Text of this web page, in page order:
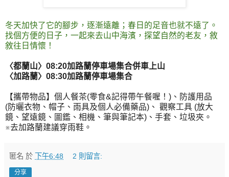
冬天加快了它的腳步，逐漸遠離；春日的足音也就不遠了。
找個方便的日子，一起來去山中海濱，探望自然的老友，敘
敘往日情懷！
〈都蘭山〉08:20加路蘭停車場集合併車上山
〈加路蘭〉08:30加路蘭停車場集合
【攜帶物品】個人餐茶(零食&記得帶午餐喔！)、防護用品
(防曬衣物、帽子、雨具及個人必備藥品)、 觀察工具 (放大
鏡、望遠鏡、圖鑑、相機、筆與筆記本)、手套、垃圾夾。
※去加路蘭建議穿雨鞋。
匿名 於 下午6:48 2 則留言:
分享